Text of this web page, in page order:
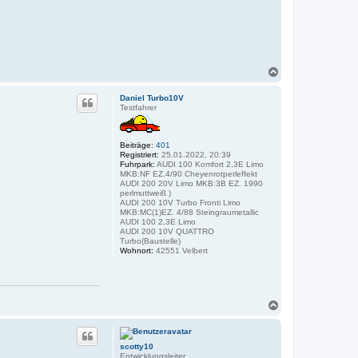
Daniel Turbo10V
Testfahrer
Beiträge: 401
Registriert: 25.01.2022, 20:39
Fuhrpark: AUDI 100 Komfort 2,3E Limo
MKB:NF EZ.4/90 Cheyenrotperleffekt
AUDI 200 20V Limo MKB:3B EZ. 1990
perlmuttweiß )
AUDI 200 10V Turbo Fronti Limo
MKB:MC(1)EZ. 4/88 Steingraumetallic
AUDI 100 2,3E Limo
AUDI 200 10V QUATTRO
Turbo(Baustelle)
Wohnort: 42551 Velbert
scotty10
Entwicklungsleiter